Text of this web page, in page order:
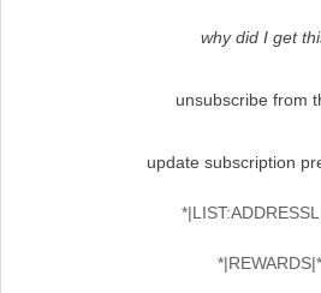
why did I get
unsubscribe from
update subscription
*|REWARDS|*